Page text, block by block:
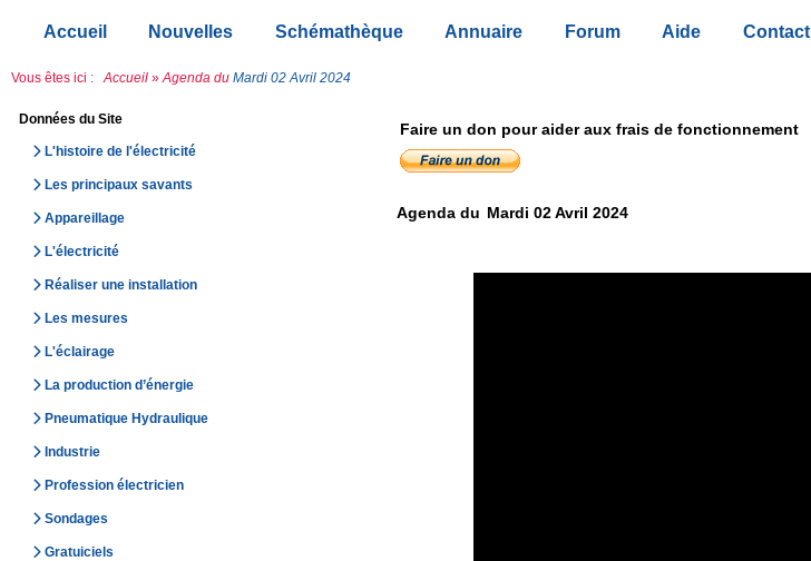
Accueil Nouvelles Schémathèque Annuaire Forum Aide Contact
Vous êtes ici : Accueil »Agenda du Mardi 02 Avril 2024
Données du Site
L'histoire de l'électricité
Les principaux savants
Appareillage
L'électricité
Réaliser une installation
Les mesures
L'éclairage
La production d’énergie
Pneumatique Hydraulique
Industrie
Profession électricien
Sondages
Gratuiciels
Faire un don pour aider aux frais de fonctionnement
Agenda du Mardi 02 Avril 2024